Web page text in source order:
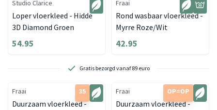
Studio Clarice
Loper vloerkleed - Hidde
3D Diamond Groen
54.95
Fraai
Rond wasbaar vloerkleed -
Myrre Roze/Wit
42.95
Gratis bezorgd vanaf 89 euro
35
Fraai
Duurzaam vloerkleed -
OP=OP
Fraai
Duurzaam vloerkleed -